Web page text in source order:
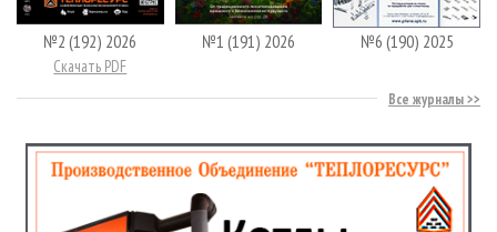
№2 (192) 2026
Скачать PDF
№1 (191) 2026 №6 (190) 2025
Все журналы